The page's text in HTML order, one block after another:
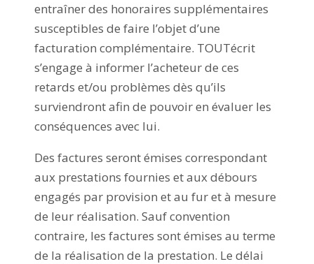
entraîner des honoraires supplémentaires
susceptibles de faire l’objet d’une
facturation complémentaire. TOUTécrit
s’engage à informer l’acheteur de ces
retards et/ou problèmes dès qu’ils
surviendront afin de pouvoir en évaluer les
conséquences avec lui.
Des factures seront émises correspondant
aux prestations fournies et aux débours
engagés par provision et au fur et à mesure
de leur réalisation. Sauf convention
contraire, les factures sont émises au terme
de la réalisation de la prestation. Le délai